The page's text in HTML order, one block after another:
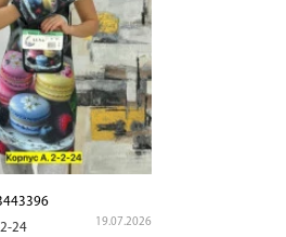
24
19.07.2026